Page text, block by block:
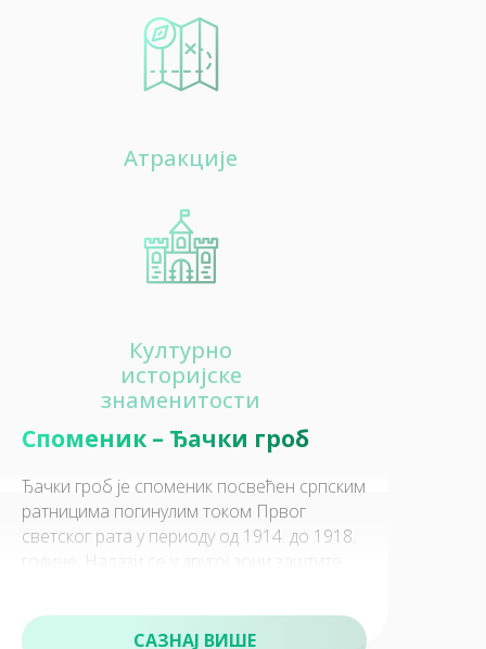
Aтракције
Културно
историјске
знаменитости
Споменик – Ђачки гроб
Ђачки гроб је споменик посвећен српским
ратницима погинулим током Првог
светског рата у периоду од 1914. до 1918.
године. Налази се у другој зони заштите
САЗНАЈ ВИШЕ